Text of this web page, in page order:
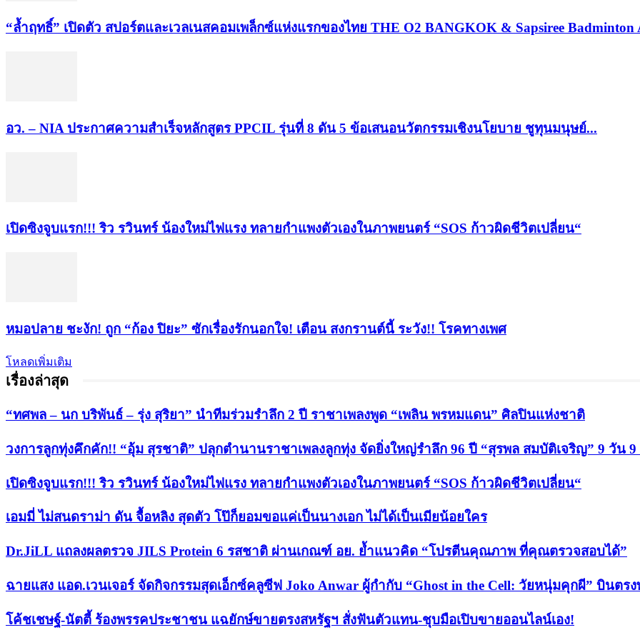
“ล้ำฤทธิ์” เปิดตัว สปอร์ตและเวลเนสคอมเพล็กซ์แห่งแรกของไทย THE O2 BANGKOK & Sapsiree Badminton
อว. – NIA ประกาศความสำเร็จหลักสูตร PPCIL รุ่นที่ 8 ดัน 5 ข้อเสนอนวัตกรรมเชิงนโยบาย ชูทุนมนุษย์...
เปิดซิงจูบแรก!!! ริว รวินทร์ น้องใหม่ไฟแรง ทลายกำแพงตัวเองในภาพยนตร์ “SOS ก้าวผิดชีวิตเปลี่ยน“
หมอปลาย ชะงัก! ถูก “ก้อง ปิยะ” ซักเรื่องรักนอกใจ! เตือน สงกรานต์นี้ ระวัง!! โรคทางเพศ
โหลดเพิ่มเติม
เรื่องล่าสุด
“ทศพล – นก บริพันธ์ – รุ่ง สุริยา” นำทีมร่วมรำลึก 2 ปี ราชาเพลงพูด “เพลิน พรหมแดน” ศิลปินแห่งชาติ
วงการลูกทุ่งคึกคัก!! “อุ้ม สุรชาติ” ปลุกตำนานราชาเพลงลูกทุ่ง จัดยิ่งใหญ่รำลึก 96 ปี “สุรพล สมบัติเจริญ” 9 วัน
เปิดซิงจูบแรก!!! ริว รวินทร์ น้องใหม่ไฟแรง ทลายกำแพงตัวเองในภาพยนตร์ “SOS ก้าวผิดชีวิตเปลี่ยน“
เอมมี่ ไม่สนดราม่า ดัน จื้อหลิง สุดตัว โป๊ก็ยอมขอแค่เป็นนางเอก ไม่ได้เป็นเมียน้อยใคร
Dr.JiLL แถลงผลตรวจ JILS Protein 6 รสชาติ ผ่านเกณฑ์ อย. ย้ำแนวคิด “โปรตีนคุณภาพ ที่คุณตรวจสอบได้”
ฉายแสง แอด.เวนเจอร์ จัดกิจกรรมสุดเอ็กซ์คลูซีฟ Joko Anwar ผู้กำกับ “Ghost in the Cell: วัยหนุ่มคุกผี” บินตร
​โค้ชเชษฐ์-นัตตี้ ร้องพรรคประชาชน แฉยักษ์ขายตรงสหรัฐฯ สั่งฟันตัวแทน-ชุบมือเปิบขายออนไลน์เอง!